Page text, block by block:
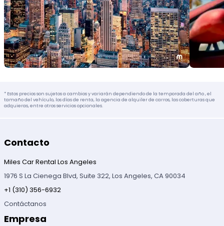
* Estos precios son sujetos a cambios y variarán dependiendo de la temporada del año , el
tamaño del vehículo, los días de renta, la agencia de alquiler de carros, las coberturas que
adquieras, entre otros servicios opcionales.
Contacto
Miles Car Rental Los Angeles
1976 S La Cienega Blvd, Suite 322, Los Angeles, CA 90034
+1 (310) 356-6932
Contáctanos
Empresa